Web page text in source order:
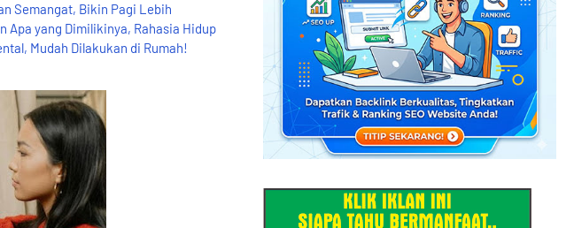
Semangat, Bikin Pagi Lebih
Apa yang Dimilikinya, Rahasia Hidup
Mudah Dilakukan di Rumah!